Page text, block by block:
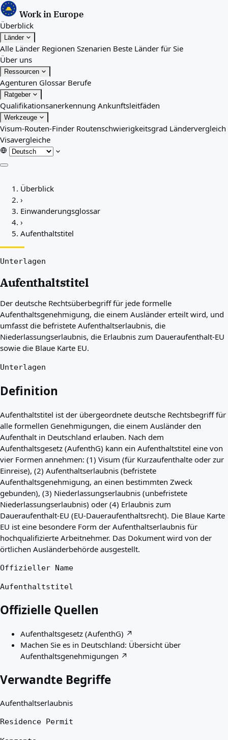
Work in Europe
Überblick
Länder
Alle Länder Regionen Szenarien Beste Länder für Sie
Über uns
Ressourcen
Agenturen Glossar Berufe
Ratgeber
Qualifikationsanerkennung Ankunftsleitfäden
Werkzeuge
Visum-Routen-Finder Routenschwierigkeitsgrad Ländervergleich
Visavergleiche
Länder
Regionen
Beste Länder für Sie
Ressourcen
Glossar
Ratgeber
Qualifikationsanerkennung
Ankunftsleitfäden
Werkzeuge
Visum-Routen-Finder
Visavergleiche
Überblick
›
Einwanderungsglossar
›
Aufenthaltstitel
Unterlagen
Aufenthaltstitel
Der deutsche Rechtsüberbegriff für jede formelle
Aufenthaltsgenehmigung, die einem Ausländer erteilt wird, und
umfasst die befristete Aufenthaltserlaubnis, die
Niederlassungserlaubnis, die Erlaubnis zum Daueraufenthalt-EU
sowie die Blaue Karte EU.
Unterlagen
Definition
Aufenthaltstitel ist der übergeordnete deutsche Rechtsbegriff für
alle formellen Genehmigungen, die einem Ausländer den
Aufenthalt in Deutschland erlauben. Nach dem
Aufenthaltsgesetz (AufenthG) kann ein Aufenthaltstitel eine von
vier Formen annehmen: (1) Visum (für Kurzaufenthalte oder zur
Einreise), (2) Aufenthaltserlaubnis (befristete
Aufenthaltsgenehmigung, an einen bestimmten Zweck
gebunden), (3) Niederlassungserlaubnis (unbefristete
Niederlassungserlaubnis) oder (4) Erlaubnis zum
Daueraufenthalt-EU (EU-Daueraufenthaltsrecht). Die Blaue Karte
EU ist eine besondere Form der Aufenthaltserlaubnis für
hochqualifizierte Arbeitnehmer. Das Dokument wird von der
örtlichen Ausländerbehörde ausgestellt.
Offizieller Name
Aufenthaltstitel
Offizielle Quellen
Aufenthaltsgesetz (AufenthG) ↗
Machen Sie es in Deutschland: Übersicht über
Aufenthaltsgenehmigungen ↗
Verwandte Begriffe
Aufenthaltserlaubnis
Residence Permit